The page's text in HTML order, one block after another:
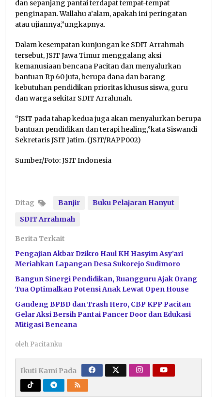
dan sepanjang pantai terdapat tempat-tempat
penginapan. Wallahu a’alam, apakah ini peringatan
atau ujiannya,”ungkapnya.
Dalam kesempatan kunjungan ke SDIT Arrahmah
tersebut, JSIT Jawa Timur menggalang aksi
kemanusiaan bencana Pacitan dan menyalurkan
bantuan Rp 60 juta, berupa dana dan barang
kebutuhan pendidikan prioritas khusus siswa, guru
dan warga sekitar SDIT Arrahmah.
“JSIT pada tahap kedua juga akan menyalurkan berupa
bantuan pendidikan dan terapi healing,”kata Siswandi
Sekretaris JSIT Jatim. (JSIT/RAPP002)
Sumber/Foto: JSIT Indonesia
Ditag Banjir
Buku Pelajaran Hanyut
SDIT Arrahmah
Berita Terkait
Pengajian Akbar Dzikro Haul KH Hasyim Asy’ari
Meriahkan Lapangan Desa Sukorejo Sudimoro
Bangun Sinergi Pendidikan, Ruangguru Ajak Orang
Tua Optimalkan Potensi Anak Lewat Open House
Gandeng BPBD dan Trash Hero, CBP KPP Pacitan
Gelar Aksi Bersih Pantai Pancer Door dan Edukasi
Mitigasi Bencana
oleh Pacitanku
Ikuti Kami Pada